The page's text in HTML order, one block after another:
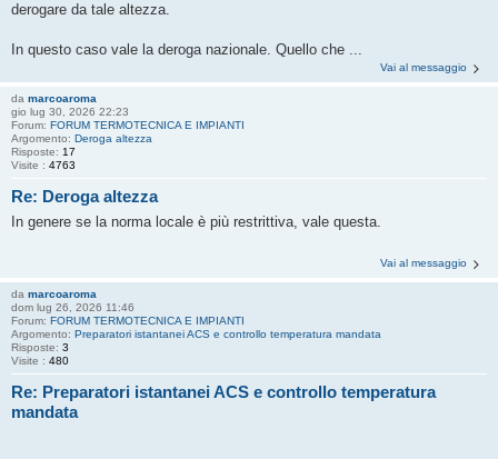
derogare da tale altezza.
In questo caso vale la deroga nazionale. Quello che ...
Vai al messaggio
da marcoaroma
gio lug 30, 2026 22:23
Forum: FORUM TERMOTECNICA E IMPIANTI
Argomento: Deroga altezza
Risposte: 17
Visite : 4763
Re: Deroga altezza
In genere se la norma locale è più restrittiva, vale questa.
Vai al messaggio
da marcoaroma
dom lug 26, 2026 11:46
Forum: FORUM TERMOTECNICA E IMPIANTI
Argomento: Preparatori istantanei ACS e controllo temperatura mandata
Risposte: 3
Visite : 480
Re: Preparatori istantanei ACS e controllo temperatura
mandata